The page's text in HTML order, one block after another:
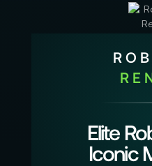
Elite
Iconic